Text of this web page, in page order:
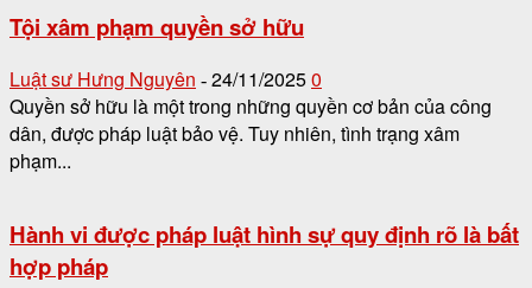
Tội xâm phạm quyền sở hữu
Luật sư Hưng Nguyên - 24/11/20250
Quyền sở hữu là một trong những quyền cơ bản của công
dân, được pháp luật bảo vệ. Tuy nhiên, tình trạng xâm
phạm...
Hành vi được pháp luật hình sự quy định rõ là bất
hợp pháp